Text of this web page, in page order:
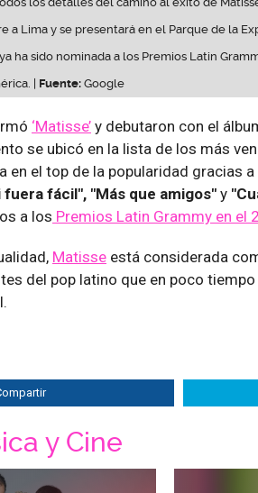
a Lima y se presentará en el Parque de la
ha sido nominada a los Premios Latin
| Fuente: Google
‘Matisse’ y debutaron con el
se ubicó en la lista de los más
en el top de la popularidad gracias
fuera fácil", "Más que amigos" y
a los Premios Latin Grammy en el
Matisse está considerada
del pop latino que en poco
y Cine